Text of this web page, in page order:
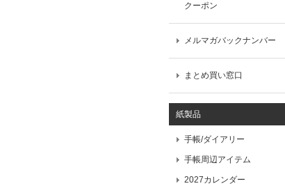
クーポン
メルマガバックナンバー
まとめ買い窓口
紙製品
手帳/ダイアリー
手帳周辺アイテム
2027カレンダー